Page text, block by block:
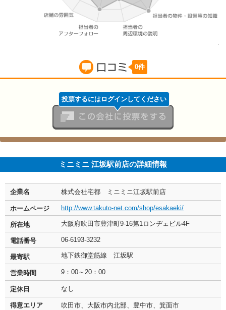
賃貸の口コミ
0件
投票するにはログインしてください
ミニミニ 江坂駅前店の詳細情報
企業名 株式会社宅都 ミニミニ江坂駅前店
ホームページ http://www.takuto-net.com/shop/esakaeki/
所在地 大阪府吹田市豊津町9-16第1ロンヂェビル4F
電話番号 06-6193-3232
最寄駅 地下鉄御堂筋線 江坂駅
営業時間 9：00～20：00
定休日 なし
得意エリア 吹田市、大阪市内北部、豊中市、箕面市